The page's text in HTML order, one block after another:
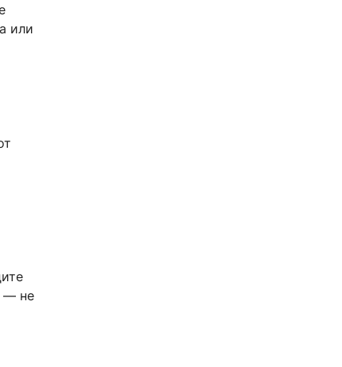
или
— не